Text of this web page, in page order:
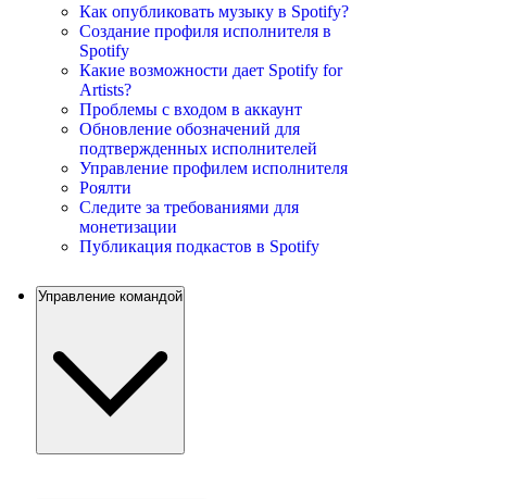
Как опубликовать музыку в Spotify?
Создание профиля исполнителя в
Spotify
Какие возможности дает Spotify for
Artists?
Проблемы с входом в аккаунт
Обновление обозначений для
подтвержденных исполнителей
Управление профилем исполнителя
Роялти
Следите за требованиями для
монетизации
Публикация подкастов в Spotify
Управление командой